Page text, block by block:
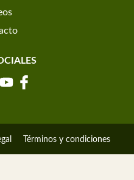
Términos y condiciones